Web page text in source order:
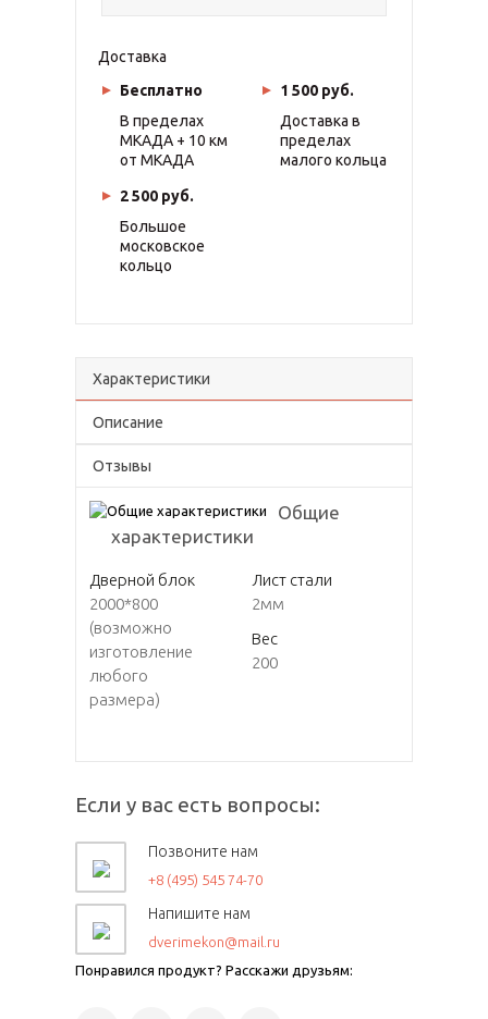
Доставка
Бесплатно
В пределах
МКАДА + 10 км
от МКАДА
1 500 руб.
Доставка в
пределах
малого кольца
2 500 руб.
Большое
московское
кольцо
Если у вас есть вопросы:
Позвоните нам
+8 (495) 545 74-70
Напишите нам
dverimekon@mail.ru
Понравился продукт? Расскажи друзьям:
Характеристики
Описание
Отзывы
Общие
характеристики
Дверной блок
2000*800
(возможно
изготовление
любого
размера)
Лист стали
2мм
Вес
200